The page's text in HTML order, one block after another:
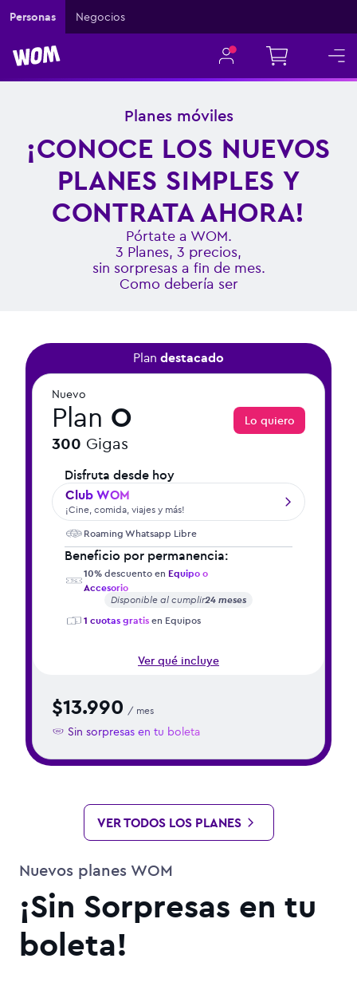
Personas Negocios
Planes móviles
¡CONOCE LOS NUEVOS
PLANES SIMPLES Y
CONTRATA AHORA!
Pórtate a WOM.
3 Planes, 3 precios,
sin sorpresas a fin de mes.
Como debería ser
Nuevos planes WOM
¡Sin Sorpresas en tu
boleta!
Plan destacado
Nuevo
Plan O
300 Gigas
Lo quiero
Disfruta desde hoy
Club WOM
¡Cine, comida, viajes y más!
Roaming Whatsapp Libre
Beneficio por permanencia:
10% descuento en Equipo o
Accesorio
Disponible al cumplir24 meses
1 cuotas gratis en Equipos
Ver qué incluye
$13.990 / mes
Sin sorpresas en tu boleta
VER TODOS LOS PLANES